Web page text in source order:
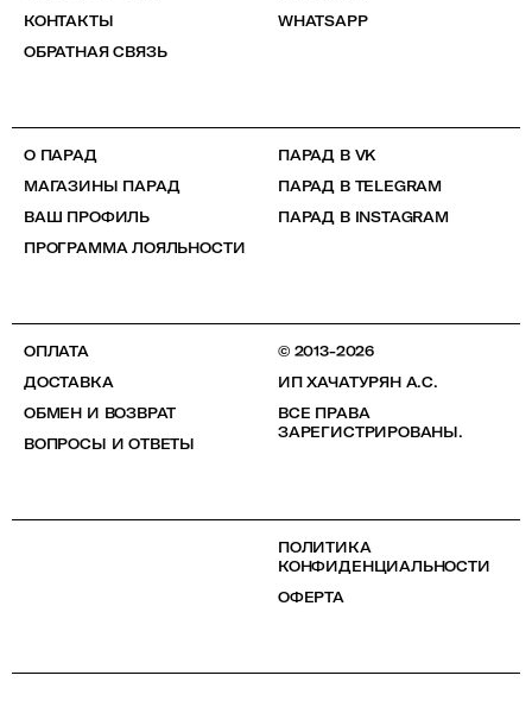
КОНТАКТЫ
ОБРАТНАЯ СВЯЗЬ
WHATSAPP
О ПАРАД
МАГАЗИНЫ ПАРАД
ВАШ ПРОФИЛЬ
ПРОГРАММА ЛОЯЛЬНОСТИ
ПАРАД В VK
ПАРАД В TELEGRAM
ПАРАД В INSTAGRAM
ОПЛАТА
ДОСТАВКА
ОБМЕН И ВОЗВРАТ
ВОПРОСЫ И ОТВЕТЫ
© 2013-2026
ИП ХАЧАТУРЯН А.С.
ВСЕ ПРАВА
ЗАРЕГИСТРИРОВАНЫ.
ПОЛИТИКА
КОНФИДЕНЦИАЛЬНОСТИ
ОФЕРТА